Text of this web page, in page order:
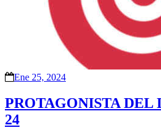
Ene 25, 2024
PROTAGONISTA DEL
24